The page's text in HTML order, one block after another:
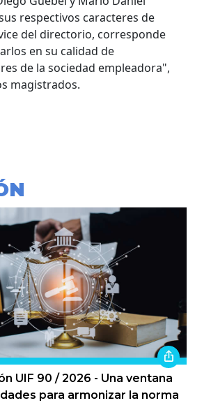
respectivos caracteres de
del directorio, corresponde
en su calidad de
de la sociedad empleadora",
magistrados.
UIF 90 / 2026 - Una ventana
para armonizar la norma